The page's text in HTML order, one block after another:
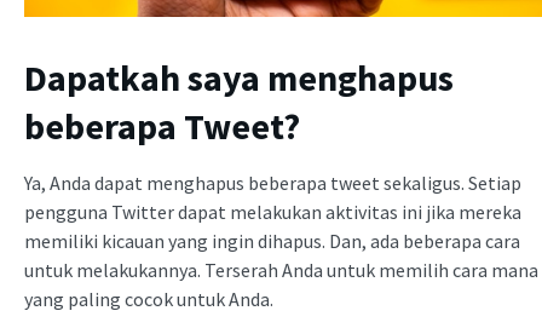
Dapatkah saya menghapus
beberapa Tweet?
Ya, Anda dapat menghapus beberapa tweet sekaligus. Setiap
pengguna Twitter dapat melakukan aktivitas ini jika mereka
memiliki kicauan yang ingin dihapus. Dan, ada beberapa cara
untuk melakukannya. Terserah Anda untuk memilih cara mana
yang paling cocok untuk Anda.